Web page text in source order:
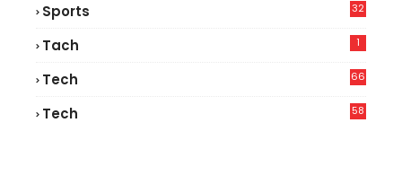
Sports 32
Tach 1
Tech
66
Tech
58